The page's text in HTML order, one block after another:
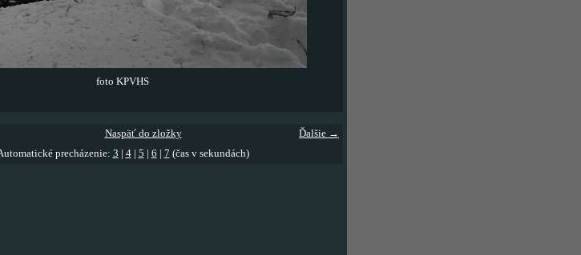
foto KPVHS
Ďalšie →
Naspäť do zložky
precházenie: 3 4| 5 6 7 (čas v sekundách)